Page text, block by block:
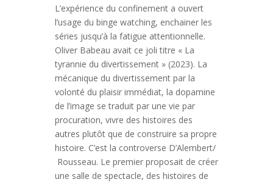
L’expérience du confinement a ouvert
l’usage du binge watching, enchainer les
séries jusqu’à la fatigue attentionnelle.
Oliver Babeau avait ce joli titre « La
tyrannie du divertissement » (2023). La
mécanique du divertissement par la
volonté du plaisir immédiat, la dopamine
de l’image se traduit par une vie par
procuration, vivre des histoires des
autres plutôt que de construire sa propre
histoire. C’est la controverse D’Alembert/
Rousseau. Le premier proposait de créer
une salle de spectacle, des histoires de